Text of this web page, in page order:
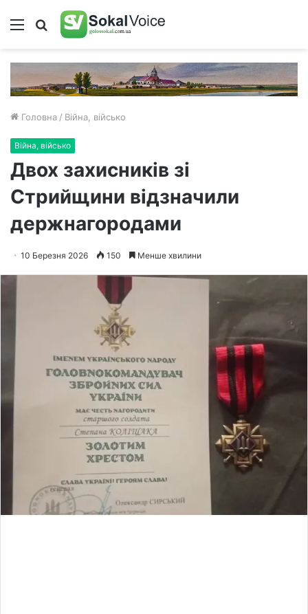
Меню Пошук
Головна / Війна, військо
Війна, військо
Двох захисників зі
Стрийщини відзначили
держнагородами
10 Березня 2026 150 Менше хвилини